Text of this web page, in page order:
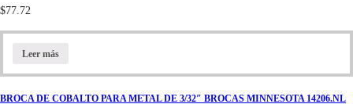
$77.72
Leer más
BROCA DE COBALTO PARA METAL DE 3/32″ BROCAS MINNESOTA 14206.NL